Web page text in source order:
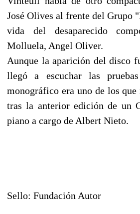
José Olives al frente del Grupo
vida del desaparecido
Molluela, Angel Oliver.
Aunque la aparición del disco
llegó a escuchar las
monográfico era uno de los
tras la anterior edición de un
piano a cargo de Albert Nieto.
Sello: Fundación Autor